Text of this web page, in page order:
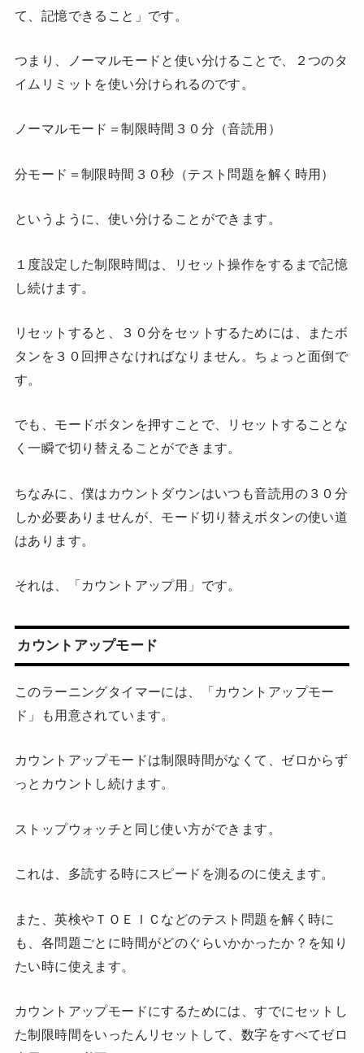
て、記憶できること」です。
つまり、ノーマルモードと使い分けることで、２つのタ
イムリミットを使い分けられるのです。
ノーマルモード＝制限時間３０分（音読用）
分モード＝制限時間３０秒（テスト問題を解く時用）
というように、使い分けることができます。
１度設定した制限時間は、リセット操作をするまで記憶
し続けます。
リセットすると、３０分をセットするためには、またボ
タンを３０回押さなければなりません。ちょっと面倒で
す。
でも、モードボタンを押すことで、リセットすることな
く一瞬で切り替えることができます。
ちなみに、僕はカウントダウンはいつも音読用の３０分
しか必要ありませんが、モード切り替えボタンの使い道
はあります。
それは、「カウントアップ用」です。
カウントアップモード
このラーニングタイマーには、「カウントアップモー
ド」も用意されています。
カウントアップモードは制限時間がなくて、ゼロからず
っとカウントし続けます。
ストップウォッチと同じ使い方ができます。
これは、多読する時にスピードを測るのに使えます。
また、英検やＴＯＥＩＣなどのテスト問題を解く時に
も、各問題ごとに時間がどのぐらいかかったか？を知り
たい時に使えます。
カウントアップモードにするためには、すでにセットし
た制限時間をいったんリセットして、数字をすべてゼロ